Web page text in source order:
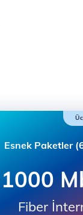
Esnek Paketler
1000
Fiber